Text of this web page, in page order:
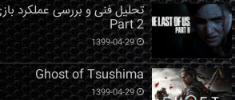
Part 2
1399-04-29
Ghost of Tsushima
1399-04-29